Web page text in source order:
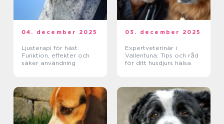
04. december 2025
Ljusterapi för häst:
Funktion, effekter och
säker användning
03. december 2025
Expertveterinär i
Vallentuna: Tips och råd
för ditt husdjurs hälsa